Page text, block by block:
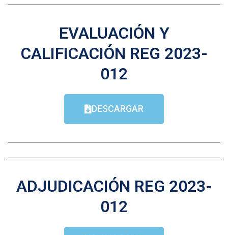
EVALUACIÓN Y
CALIFICACIÓN REG 2023-
012
DESCARGAR
ADJUDICACIÓN REG 2023-
012